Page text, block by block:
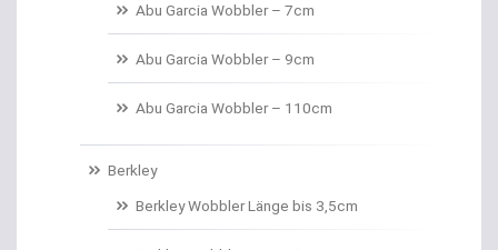
Barrows & Trolleys
Barschhaken gebunden
Bauchtaschen
Bedchairs
Abu Garcia Wobbler – 7cm
Abu Garcia Wobbler – 9cm
Abu Garcia Wobbler – 110cm
Berkley
Berkley Wobbler Länge bis 3,5cm